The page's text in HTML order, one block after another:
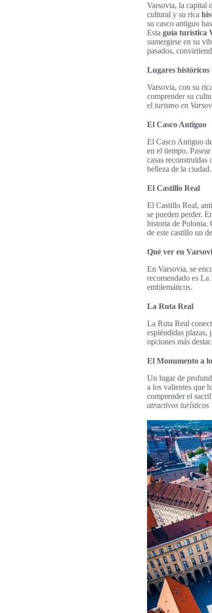
Varsovia, la capital
cultural y su rica
su casco antiguo
Esta guía turística
sumergirse en su
pasados,
Lugares históricos
Varsovia, con su
comprender su
el turismo en
El Casco Antiguo
El Casco Antiguo
en el tiempo.
casas
belleza de la ciudad.
El Castillo Real
El Castillo Real,
se pueden perder.
historia de Polonia.
de este castillo un
Qué ver en
En Varsovia, se
recomendado es
emblemáticos.
La Ruta Real
La Ruta Real
espléndidas plazas,
opciones más
El Monumento a
Un lugar de
a los valientes que
comprender el
atractivos turísticos